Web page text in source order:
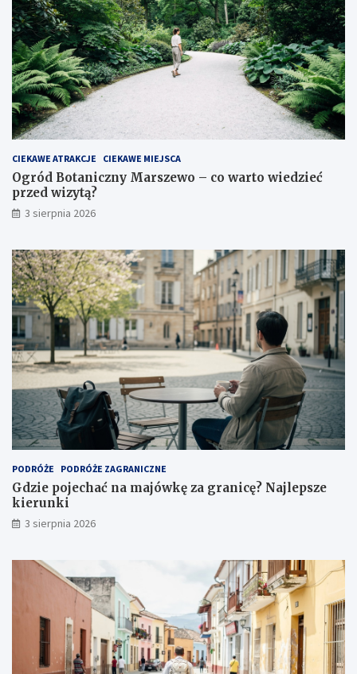
CIEKAWE ATRAKCJE CIEKAWE MIEJSCA
Ogród Botaniczny Marszewo – co warto wiedzieć
przed wizytą?
3 sierpnia 2026
PODRÓŻE PODRÓŻE ZAGRANICZNE
Gdzie pojechać na majówkę za granicę? Najlepsze
kierunki
3 sierpnia 2026